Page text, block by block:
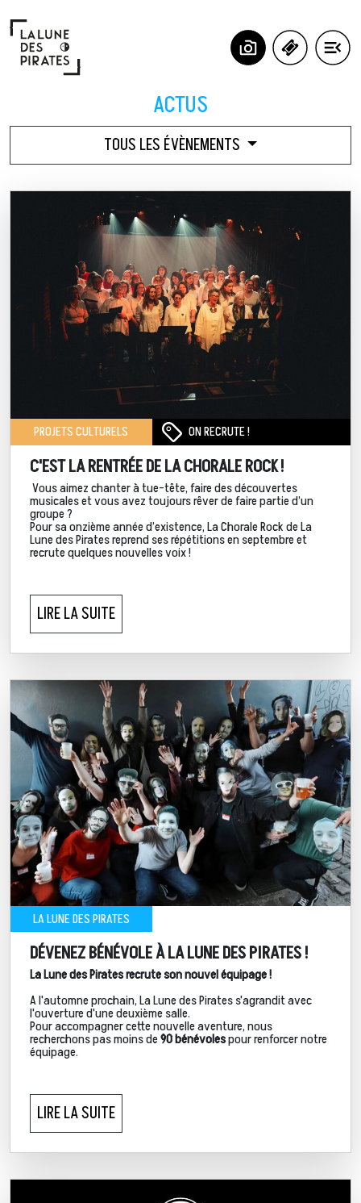
ACTUS
TOUS LES ÉVÈNEMENTS
PROJETS CULTURELS ON RECRUTE !
C'EST LA RENTRÉE DE LA CHORALE ROCK !
Vous aimez chanter à tue-tête, faire des découvertes
musicales et vous avez toujours rêver de faire partie d’un
groupe ?
Pour sa onzième année d’existence, La Chorale Rock de La
Lune des Pirates reprend ses répétitions en septembre et
recrute quelques nouvelles voix !
LIRE LA SUITE
LA LUNE DES PIRATES
DÉVENEZ BÉNÉVOLE À LA LUNE DES PIRATES !
La Lune des Pirates recrute son nouvel équipage !
A l'automne prochain, La Lune des Pirates s'agrandit avec
l'ouverture d'une deuxième salle.
Pour accompagner cette nouvelle aventure, nous
recherchons pas moins de90 bénévolespour renforcer notre
équipage.
LIRE LA SUITE